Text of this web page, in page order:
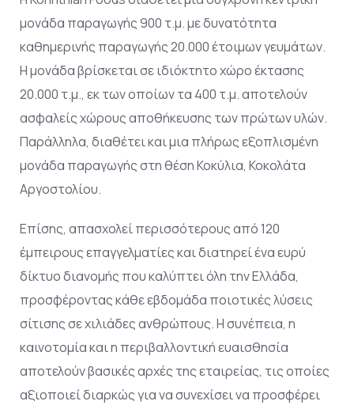
μονάδα παραγωγής 900 τ.μ. με δυνατότητα
καθημερινής παραγωγής 20.000 έτοιμων γευμάτων.
Η μονάδα βρίσκεται σε ιδιόκτητο χώρο έκτασης
20.000 τ.μ., εκ των οποίων τα 400 τ.μ. αποτελούν
ασφαλείς χώρους αποθήκευσης των πρώτων υλών.
Παράλληλα, διαθέτει και μια πλήρως εξοπλισμένη
μονάδα παραγωγής στη θέση Κοκύλια, Κοκολάτα
Αργοστολίου.
Επίσης, απασχολεί περισσότερους από 120
έμπειρους επαγγελματίες και διατηρεί ένα ευρύ
δίκτυο διανομής που καλύπτει όλη την Ελλάδα,
προσφέροντας κάθε εβδομάδα ποιοτικές λύσεις
σίτισης σε χιλιάδες ανθρώπους. Η συνέπεια, η
καινοτομία και η περιβαλλοντική ευαισθησία
αποτελούν βασικές αρχές της εταιρείας, τις οποίες
αξιοποιεί διαρκώς για να συνεχίσει να προσφέρει